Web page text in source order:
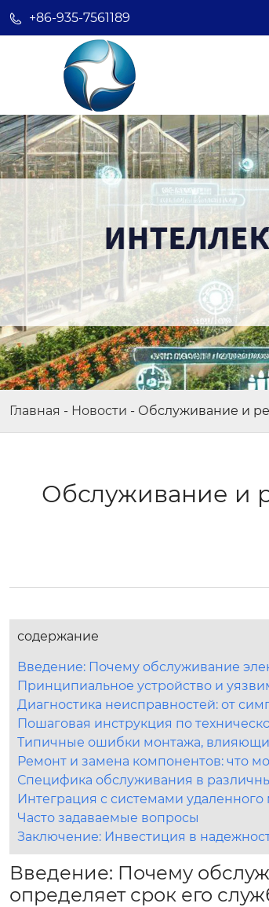
+86-935-7561189
Главная - Новости - Обслуживание и
Обслуживание и
содержание
Введение: Почему обслуживание
Принципиальное устройство и
Диагностика неисправностей: от
Пошаговая инструкция по
Типичные ошибки монтажа,
Ремонт и замена компонентов: что
Специфика обслуживания в
Интеграция с системами
Часто задаваемые вопросы
Заключение: Инвестиция в
Введение: Почему
определяет срок его